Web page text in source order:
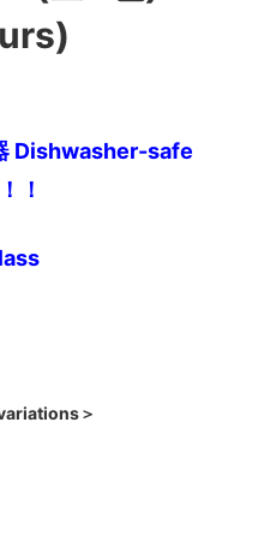
Dishwasher-safe
！
＞